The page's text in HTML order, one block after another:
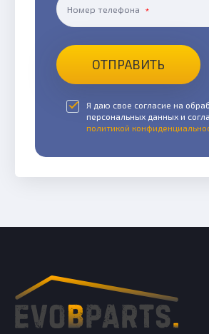
Номер телефона
ОТПРАВИТЬ
Я даю свое согласие на
персональных данных и
политикой